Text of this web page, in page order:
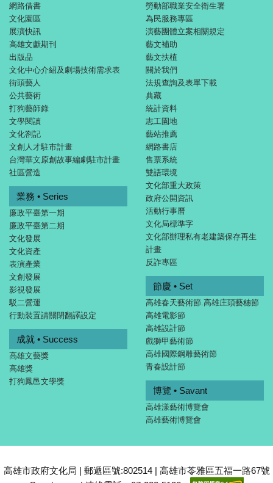
網路借書
文化園區
展演快訊
高雄文獻期刊
出版品
文化中心介紹及劇場技術需求表
街頭藝人
公共藝術
打狗藝師錄
文學閱讀
文化劄記
文創人才駐市計畫
台灣華文原創故事編劇駐市計畫
社區營造
勞動部職業安全衛生署
為民服務專區
演藝團體立案相關規定
藝文補助
藝文扶植
關於我們
法規查詢及表單下載
典藏
統計資料
志工園地
藝站推薦
網路書店
售票系統
雙語環境
文化部重大政策
政府公開資訊
活動行事曆
文化局標準字
文化部辦理私有老建築保存再生
計畫
反詐專區
業務 • Series
廉政平臺第一期
廉政平臺第二期
文化發展
文化資產
表演產業
文創發展
影視發展
駁二營運
行動裝置請關閉翻譯設定
節慶 • Set
高雄春天藝術節.高雄庄頭藝穗節
高雄電影節
高雄設計節
戲獅甲藝術節
高雄國際鋼雕藝術節
青春設計節
成就 • Success
高雄文藝獎
高雄獎
打狗鳳邑文學獎
博覽 • Savant
高雄漾藝術博覽會
高雄藝術博覽會
高雄市政府文化局 | 郵遞區號:802514 | 高雄市苓雅區五福一路67號